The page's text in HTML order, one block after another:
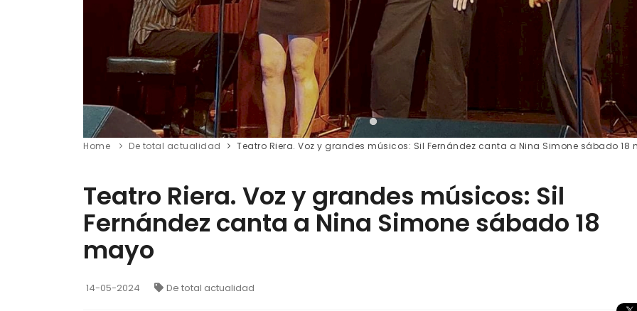
Home De total actualidad Teatro Riera. Voz y grandes músicos: Sil Fernández canta a Nina Simone sábado 18
Teatro Riera. Voz y grandes músicos: Sil
Fernández canta a Nina Simone sábado 18
mayo
14-05-2024 De total actualidad